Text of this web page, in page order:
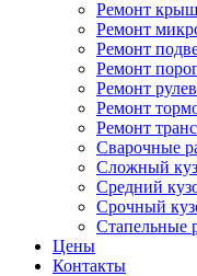
Ремонт
Ремонт
Ремонт
Ремонт
Ремонт
Ремонт
Ремонт
Сварочные
Сложный
Средний
Срочный
Стапельные
Цены
Контакты